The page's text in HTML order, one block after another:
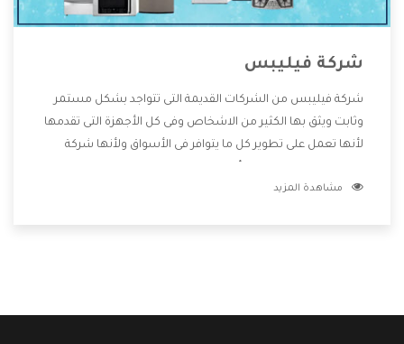
شركة فيليبس
شركة فيليبس من الشركات القديمة التى تتواجد بشكل مستمر
وثابت ويثق بها الكثير من الاشخاص وفى كل الأجهزة التى تقدمها
لأنها تعمل على تطوير كل ما يتوافر فى الأسواق ولأنها شركة
وتقدم للعملاء أقوى العروض والخصومات التى تسهل على
مشاهدة المزيد